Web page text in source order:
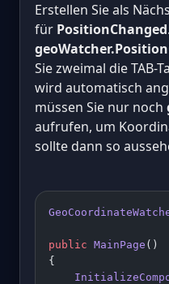
Erstellen Sie als
für PositionChanged
Sie zweimal die TAB-
wird automatisch
müssen Sie nur noch
aufrufen, um
sollte dann so
public MainPage ()
{